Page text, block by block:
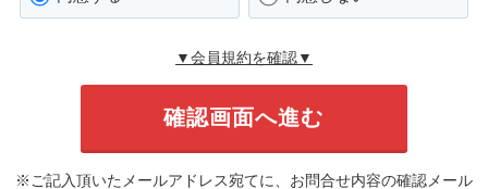
▼会員規約を確認▼
※ご記入頂いたメールアドレス宛てに、お問合せ内容の確認メール